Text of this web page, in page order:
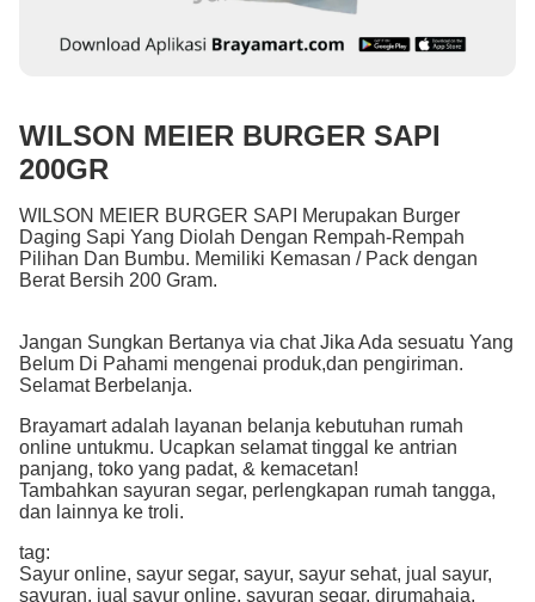
WILSON MEIER BURGER SAPI
200GR
WILSON MEIER BURGER SAPI Merupakan Burger
Daging Sapi Yang Diolah Dengan Rempah-Rempah
Pilihan Dan Bumbu. Memiliki Kemasan / Pack dengan
Berat Bersih 200 Gram.
Jangan Sungkan Bertanya via chat Jika Ada sesuatu Yang
Belum Di Pahami mengenai produk,dan pengiriman.
Selamat Berbelanja.
Brayamart adalah layanan belanja kebutuhan rumah
online untukmu. Ucapkan selamat tinggal ke antrian
panjang, toko yang padat, & kemacetan!
Tambahkan sayuran segar, perlengkapan rumah tangga,
dan lainnya ke troli.
tag:
Sayur online, sayur segar, sayur, sayur sehat, jual sayur,
sayuran, jual sayur online, sayuran segar, dirumahaja,